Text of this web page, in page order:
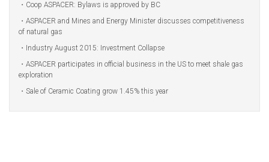
Coop ASPACER: Bylaws is approved by BC
ASPACER and Mines and Energy Minister discusses competitiveness
of natural gas
Industry August 2015: Investment Collapse
ASPACER participates in official business in the US to meet shale gas
exploration
Sale of Ceramic Coating grow 1.45% this year